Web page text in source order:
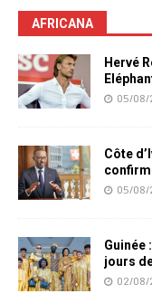
AFRICANA
Hervé
05/08/
Côte
05/08/
Guinée
jours
02/08/